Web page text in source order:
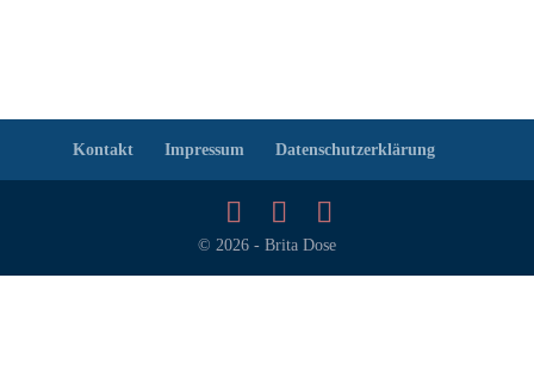
Kontakt Impressum Datenschutzerklärung
© 2026 - Brita Dose